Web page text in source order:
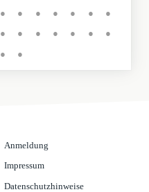
● ● ● ● ● ●
●
● ● ● ● ● ●
●
● ●
Anmeldung
Impressum
Datenschutzhinweise